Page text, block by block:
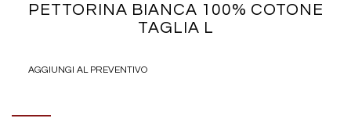
PETTORINA BIANCA 100% COTONE
TAGLIA L
AGGIUNGI AL PREVENTIVO